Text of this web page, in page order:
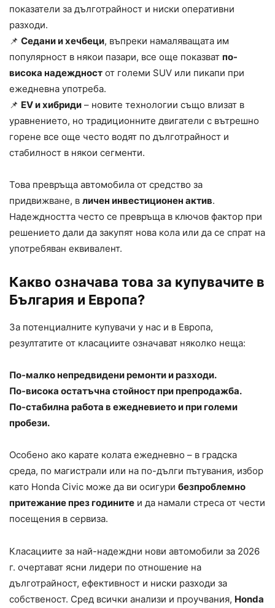
показатели за дълготрайност и ниски оперативни
разходи.
📌 Седани и хечбеци, въпреки намаляващата им
популярност в някои пазари, все още показват по-
висока надеждност от големи SUV или пикапи при
ежедневна употреба.
📌 EV и хибриди – новите технологии също влизат в
уравнението, но традиционните двигатели с вътрешно
горене все още често водят по дълготрайност и
стабилност в някои сегменти.
Това превръща автомобила от средство за
придвижване, в личен инвестиционен актив.
Надеждността често се превръща в ключов фактор при
решението дали да закупят нова кола или да се спрат на
употребяван еквивалент.
Какво означава това за купувачите в
България и Европа?
За потенциалните купувачи у нас и в Европа,
резултатите от класациите означават няколко неща:
По-малко непредвидени ремонти и разходи.
По-висока остатъчна стойност при препродажба.
По-стабилна работа в ежедневието и при големи
пробези.
Особено ако карате колата ежедневно – в градска
среда, по магистрали или на по-дълги пътувания, избор
като Honda Civic може да ви осигури безпроблемно
притежание през годините и да намали стреса от чести
посещения в сервиза.
Класациите за най-надеждни нови автомобили за 2026
г. очертават ясни лидери по отношение на
дълготрайност, ефективност и ниски разходи за
собственост. Сред всички анализи и проучвания, Honda